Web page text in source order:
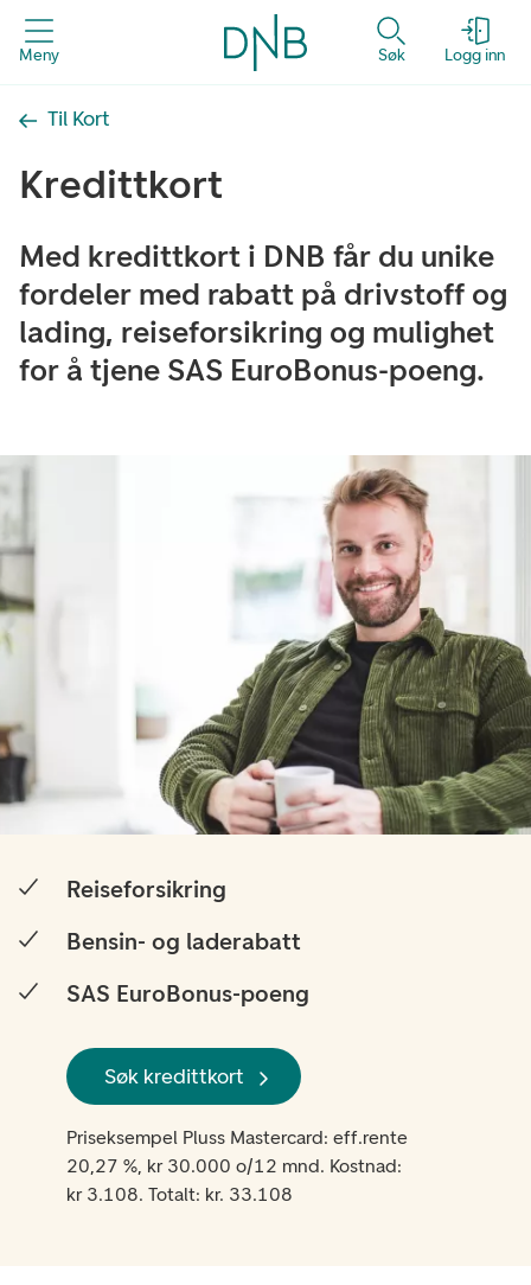
Meny Søk Logg inn
Til Kort
Kredittkort
Med kredittkort i DNB får du unike
fordeler med rabatt på drivstoff og
lading, reiseforsikring og mulighet
for å tjene SAS EuroBonus-poeng.
Reiseforsikring
Bensin- og laderabatt
SAS EuroBonus-poeng
Søk kredittkort
Priseksempel Pluss Mastercard: eff.rente
20,27 %, kr 30.000 o/12 mnd. Kostnad:
kr 3.108. Totalt: kr. 33.108